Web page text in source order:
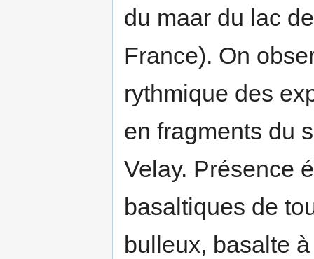
du maar du lac
France). On
rythmique des
en fragments du
Velay. Présence
basaltiques de
bulleux, basalte